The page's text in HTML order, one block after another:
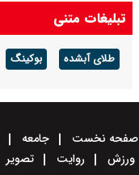
تبلیغات متنی
طلای آبشده بوکینگ
صفحه نخست جامعه
ورزش
روایت تصویر